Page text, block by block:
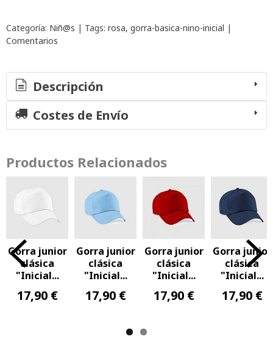
Categoría: Niñ@s | Tags: rosa gorra-basica-nino-inicial |
Comentarios
Descripción
Costes de Envío
Productos Relacionados
Gorra junior
clásica
"Inicial...
17,90 €
Gorra junior
clásica
"Inicial...
17,90 €
Gorra junior
clásica
"Inicial...
17,90 €
Gorra junior
clásica
"Inicial...
17,90 €